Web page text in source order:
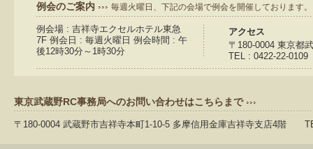
例会のご案内 毎週火曜日、下記の会場で例会を開催しております。
例会場 : 吉祥寺エクセルホテル東急
7F 例会日 : 毎週火曜日 例会時間 : 午
後12時30分～1時30分
アクセス
〒180-0004 東京都
TEL : 0422-22-
東京武蔵野RC事務局へのお問い合わせはこちらまで
〒180-0004 武蔵野市吉祥寺本町1-10-5 多摩信用金庫吉祥寺支店4